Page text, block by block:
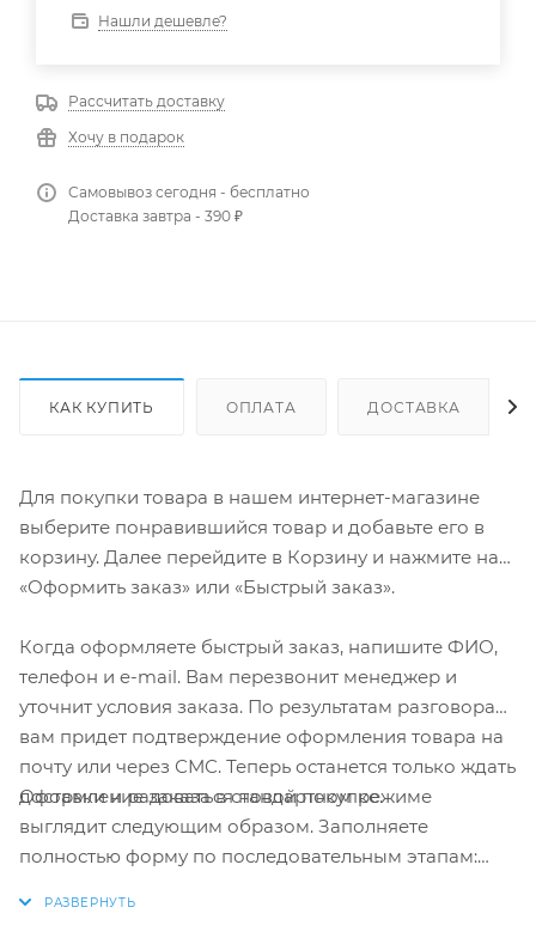
Нашли дешевле?
Рассчитать доставку
Хочу в подарок
Самовывоз сегодня - бесплатно
Доставка завтра - 390 ₽
КАК КУПИТЬ ОПЛАТА ДОСТАВКА
Для покупки товара в нашем интернет-магазине
выберите понравившийся товар и добавьте его в
корзину. Далее перейдите в Корзину и нажмите на
«Оформить заказ» или «Быстрый заказ».
Когда оформляете быстрый заказ, напишите ФИО,
телефон и e-mail. Вам перезвонит менеджер и
уточнит условия заказа. По результатам разговора
вам придет подтверждение оформления товара на
почту или через СМС. Теперь останется только ждать
доставки и радоваться новой покупке.
Оформление заказа в стандартном режиме
выглядит следующим образом. Заполняете
полностью форму по последовательным этапам: